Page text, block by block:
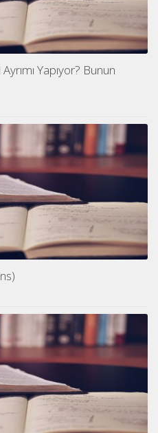
Yapıyor? Bunun